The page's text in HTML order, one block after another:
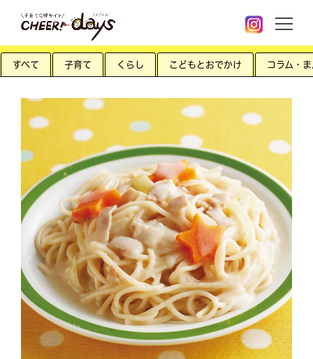
すべて 子育て くらし こどもとおでかけ コラム・